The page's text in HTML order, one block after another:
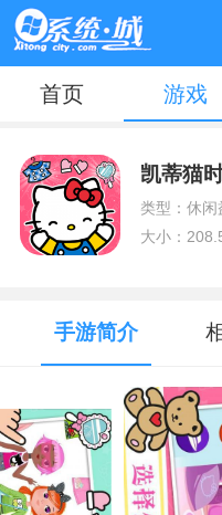
首页 游戏
凯蒂猫
类型：休闲
大小：
手游简介